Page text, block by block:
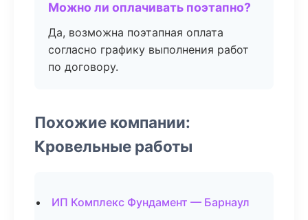
Можно ли оплачивать поэтапно?
Да, возможна поэтапная оплата
согласно графику выполнения работ
по договору.
Похожие компании:
Кровельные работы
ИП Комплекс Фундамент — Барнаул